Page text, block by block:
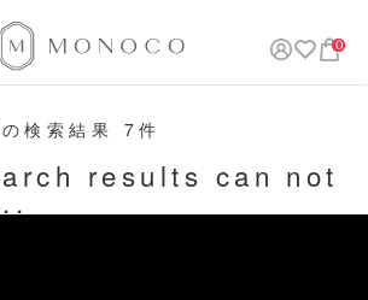
0
検索結果 7件
results can not